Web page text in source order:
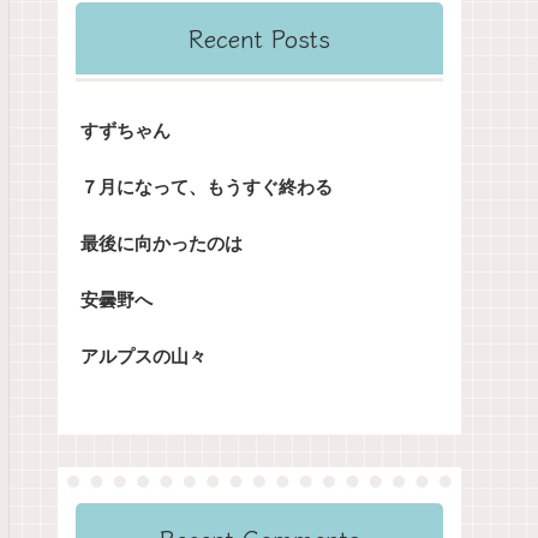
Recent Posts
すずちゃん
７月になって、もうすぐ終わる
最後に向かったのは
安曇野へ
アルプスの山々